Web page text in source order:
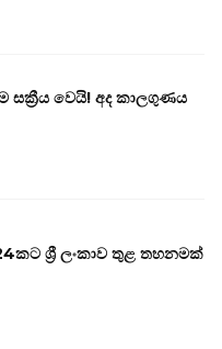
සක්‍රීය වෙයි! අද කාලගුණය
ශ්‍රී ලංකාව තුළ තහනමක්